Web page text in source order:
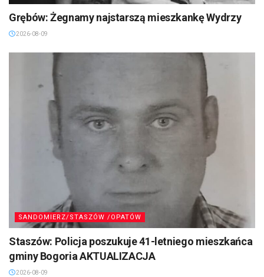
Grębów: Żegnamy najstarszą mieszkankę Wydrzy
2026-08-09
SANDOMIERZ/STASZÓW /OPATÓW
Staszów: Policja poszukuje 41-letniego mieszkańca
gminy Bogoria AKTUALIZACJA
2026-08-09